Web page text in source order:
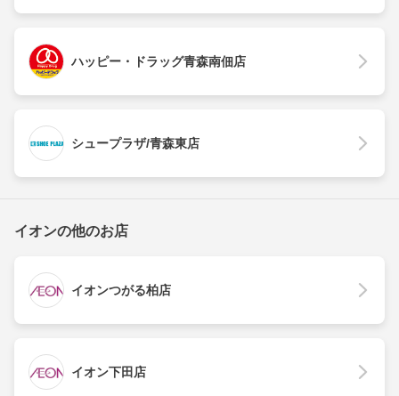
ハッピー・ドラッグ青森南佃店
シュープラザ/青森東店
イオンの他のお店
イオンつがる柏店
イオン下田店